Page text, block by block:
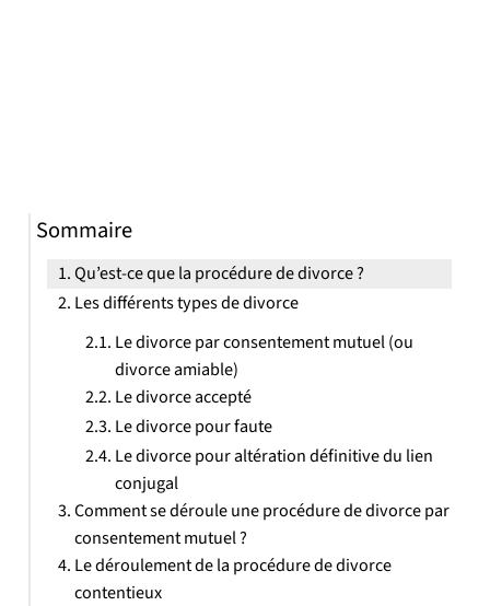
Sommaire
Qu’est-ce que la procédure de divorce ?
Les différents types de divorce
Le divorce par consentement mutuel (ou
divorce amiable)
Le divorce accepté
Le divorce pour faute
Le divorce pour altération définitive du lien
conjugal
Comment se déroule une procédure de divorce par
consentement mutuel ?
Le déroulement de la procédure de divorce
contentieux